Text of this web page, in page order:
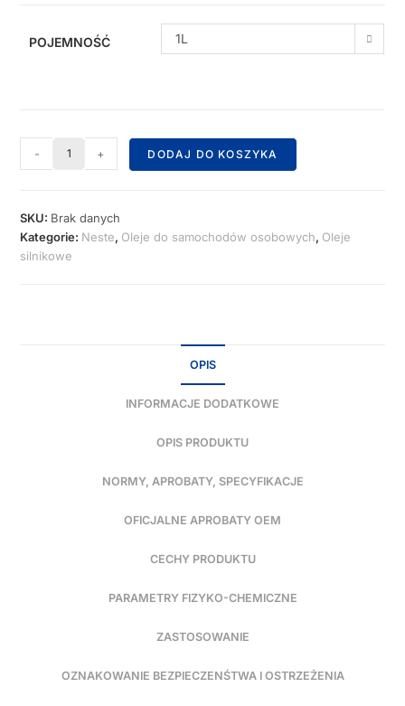
POJEMNOŚĆ 1L
- + DODAJ DO KOSZYKA
SKU: Brak danych
Kategorie: Neste, Oleje do samochodów osobowych, Oleje
silnikowe
OPIS
INFORMACJE DODATKOWE
OPIS PRODUKTU
NORMY, APROBATY, SPECYFIKACJE
OFICJALNE APROBATY OEM
CECHY PRODUKTU
PARAMETRY FIZYKO-CHEMICZNE
ZASTOSOWANIE
OZNAKOWANIE BEZPIECZENŚTWA I OSTRZEŻENIA